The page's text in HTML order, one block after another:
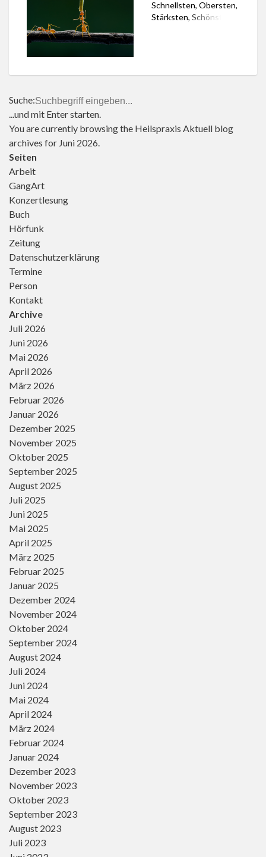
Schnellsten, Obersten,
Stärksten, Schönsten
bekannten Menschen
Leisen, der Anti-
Prominenz. Darauf
Suche:
...und mit Enter starten.
You are currently browsing the Heilspraxis Aktuell blog
archives for Juni 2026.
Seiten
Arbeit
GangArt
Konzertlesung
Buch
Hörfunk
Zeitung
Datenschutzerklärung
Termine
Person
Kontakt
Archive
Juli 2026
Juni 2026
Mai 2026
April 2026
März 2026
Februar 2026
Januar 2026
Dezember 2025
November 2025
Oktober 2025
September 2025
August 2025
Juli 2025
Juni 2025
Mai 2025
April 2025
März 2025
Februar 2025
Januar 2025
Dezember 2024
November 2024
Oktober 2024
September 2024
August 2024
Juli 2024
Juni 2024
Mai 2024
April 2024
März 2024
Februar 2024
Januar 2024
Dezember 2023
November 2023
Oktober 2023
September 2023
August 2023
Juli 2023